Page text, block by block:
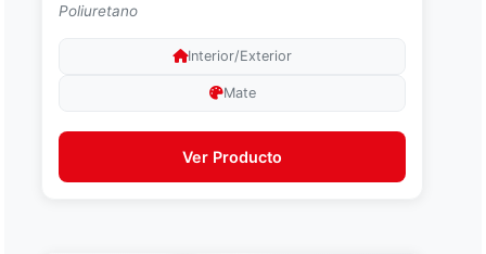
Poliuretano
Interior/Exterior
Mate
Ver Producto